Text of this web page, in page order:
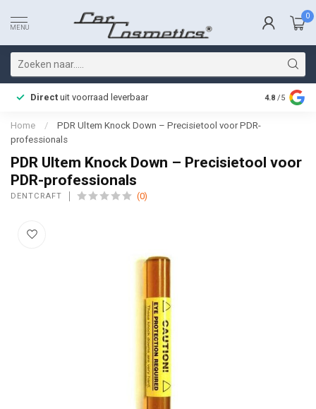
MENU
0
Direct uit voorraad leverbaar Snelle
4.8 /5
Home /
PDR Ultem Knock Down – Precisietool voor PDR-
professionals
PDR Ultem Knock Down – Precisietool voor
PDR-professionals
DENTCRAFT (0)